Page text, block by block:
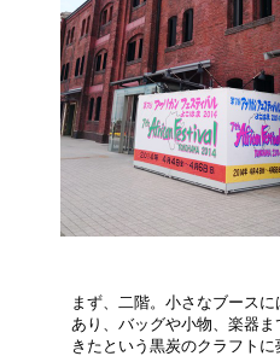
まず、二階。小さなブース
あり、バッグや小物、楽器
きたという黒炭のクラフト